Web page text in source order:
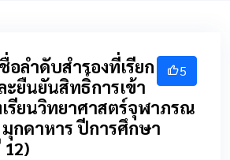
5
อลำดับสำรองที่เรียก
ะยืนยันสิทธิ์การเข้า
เรียนวิทยาศาสตร์จุฬาภรณ
กดาหาร ปีการศึกษา